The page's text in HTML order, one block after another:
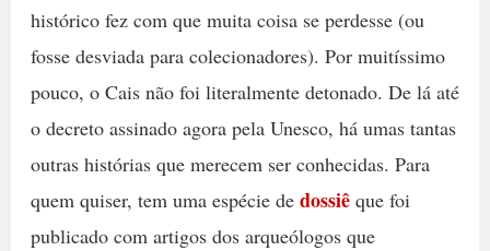
histórico fez com que muita coisa se perdesse (ou
fosse desviada para colecionadores). Por muitíssimo
pouco, o Cais não foi literalmente detonado. De lá até
o decreto assinado agora pela Unesco, há umas tantas
outras histórias que merecem ser conhecidas. Para
quem quiser, tem uma espécie de dossiê que foi
publicado com artigos dos arqueólogos que